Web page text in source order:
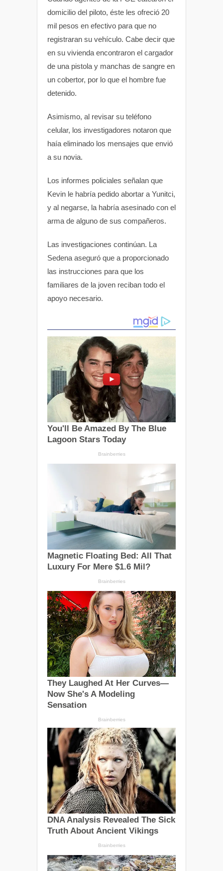
domicilio del piloto, éste les ofreció 20
mil pesos en efectivo para que no
registraran su vehículo. Cabe decir que
en su vivienda encontraron el cargador
de una pistola y manchas de sangre en
un cobertor, por lo que el hombre fue
detenido.
Asimismo, al revisar su teléfono
celular, los investigadores notaron que
haía eliminado los mensajes que envió
a su novia.
Los informes policiales señalan que
Kevin le habría pedido abortar a Yunitci,
y al negarse, la habría asesinado con el
arma de alguno de sus compañeros.
Las investigaciones continúan. La
Sedena aseguró que a proporcionado
las instrucciones para que los
familiares de la joven reciban todo el
apoyo necesario.